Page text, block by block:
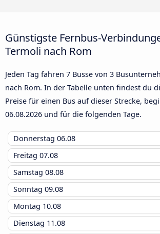
Günstigste Fernbus-
Termoli nach Rom
Jeden Tag fahren 7 Busse von 3
nach Rom. In der Tabelle unten findest du
Preise für einen Bus auf dieser Strecke,
06.08.2026 und für die folgenden Tage.
Donnerstag 06.08
Freitag 07.08
Samstag 08.08
Sonntag 09.08
Montag 10.08
Dienstag 11.08